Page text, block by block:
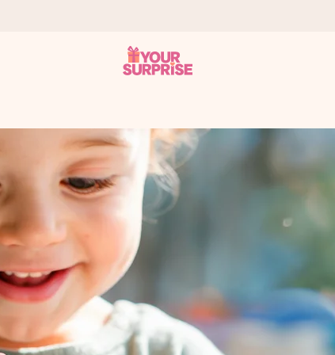
mulig - slik at du kan gi gaven i tide, når den betyr aller mest.
dere eller en beskjed som virkelig berører hjertet. Ikke noe